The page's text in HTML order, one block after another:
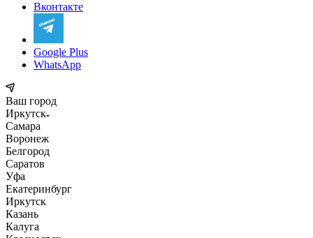
Вконтакте
Google Plus
WhatsApp
Ваш город
Иркутск
Самара
Воронеж
Белгород
Саратов
Уфа
Екатеринбург
Иркутск
Казань
Калуга